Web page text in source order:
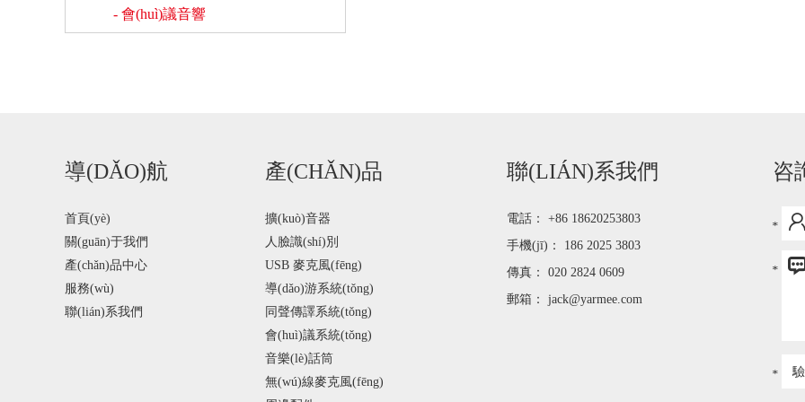
- 會(huì)議音響
導(DǍO)航
首頁(yè)
關(guān)于我們
產(chǎn)品中心
服務(wù)
聯(lián)系我們
產(CHǍN)品
擴(kuò)音器
人臉識(shí)別
USB 麥克風(fēng)
導(dǎo)游系統(tǒng)
同聲傳譯系統(tǒng)
會(huì)議系統(tǒng)
音樂(lè)話筒
無(wú)線麥克風(fēng)
聯(LIÁN)系我們
電話： +86 18620253803
手機(jī)： 186 2025 3803
傳真： 020 2824 0609
郵箱： jack@yarmee.com
咨